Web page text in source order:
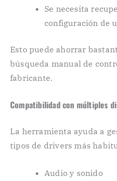
Se necesita
configuración de
Esto puede ahorrar
búsqueda manual de
fabricante.
Compatibilidad con múltiples
La herramienta ayuda a
tipos de drivers más
Audio y sonido